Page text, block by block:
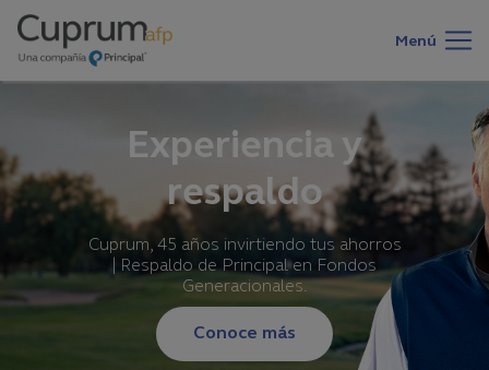
Pasar
contenido
principal
Main
navigation
Menú
Experiencia y
respaldo
Cuprum, 45 años invirtiendo tus ahorros
| Respaldo de Principal en Fondos
Generacionales.
Conoce más